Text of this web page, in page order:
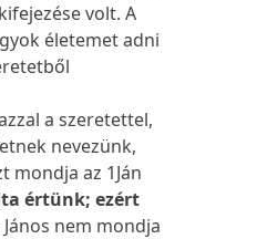
volt. A
életemet adni
a szeretettel,
nevezünk,
mondja az 1Ján
értünk; ezért
János nem mondja